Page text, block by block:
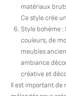
matériaux
Ce style crée
Style bohème
couleurs, de
meubles
ambiance
créative et
Il est important de